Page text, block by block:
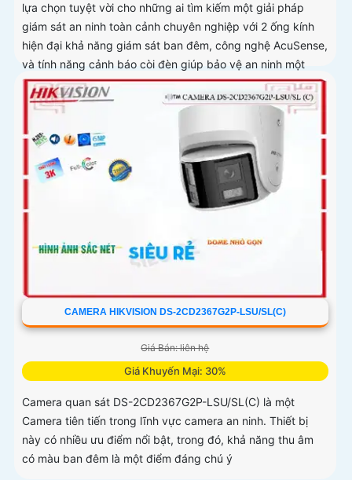
lựa chọn tuyệt vời cho những ai tìm kiếm một giải pháp
giám sát an ninh toàn cảnh chuyên nghiệp với 2 ống kính
hiện đại khả năng giám sát ban đêm, công nghệ AcuSense,
và tính năng cảnh báo còi đèn giúp bảo vệ an ninh một
cách tối ưu.
CAMERA HIKVISION DS-2CD2367G2P-LSU/SL(C)
Giá Bán: liên hệ
Giá Khuyến Mại: 30%
Camera quan sát DS-2CD2367G2P-LSU/SL(C) là một
Camera tiên tiến trong lĩnh vực camera an ninh. Thiết bị
này có nhiều ưu điểm nổi bật, trong đó, khả năng thu âm
có màu ban đêm là một điểm đáng chú ý